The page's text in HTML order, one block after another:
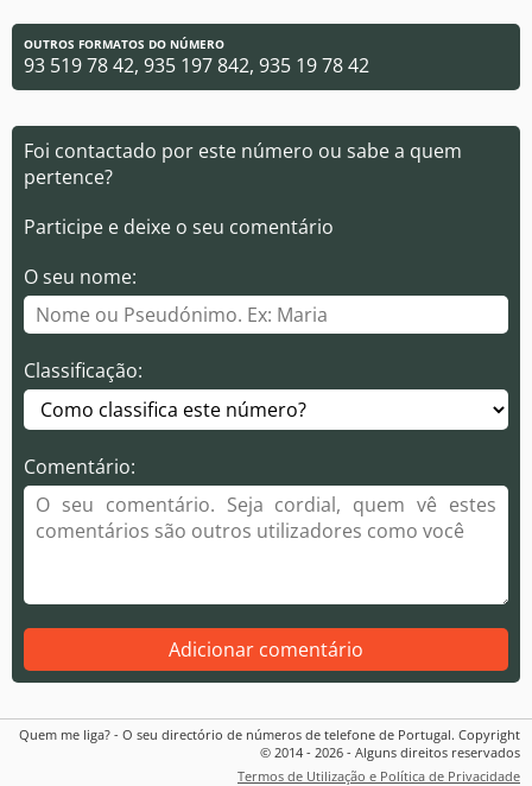
OUTROS FORMATOS DO NÚMERO
93 519 78 42, 935 197 842, 935 19 78 42
Foi contactado por este número ou sabe a quem
pertence?
Participe e deixe o seu comentário
O seu nome:
Classificação:
Comentário:
Adicionar comentário
Quem me liga? - O seu directório de números de telefone de Portugal. Copyright
© 2014 - 2026 - Alguns direitos reservados
Termos de Utilização e Política de Privacidade